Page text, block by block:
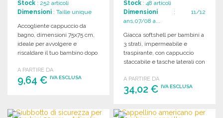
Stock : 252 articoli
Dimensioni : Taille unique
Accogliente cappuccio da
bagno, dimensioni 75x75 cm,
ideale per avvolgere e
riscaldare il tuo bambino dopo
A PARTIRE DA
9,64 € IVA ESCLUSA
Richiedi un preventivo
Stock : 48 articoli
Dimensioni : 11/12
ans,07/08 a...
Giacca softshell per bambini a
3 strati, impermeabile e
traspirante, con cappuccio
staccabile e tasche laterali con
A PARTIRE DA
34,02 €IVA ESCLUSA
ORDINARE